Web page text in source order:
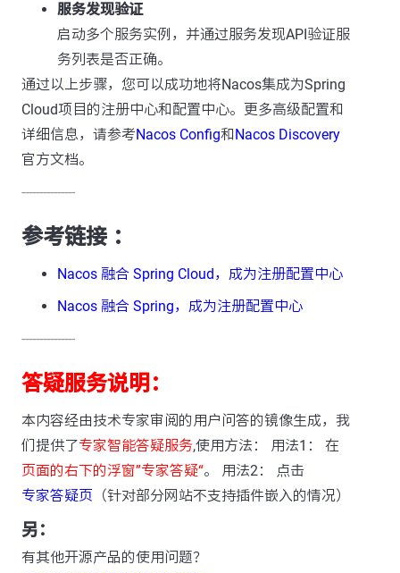
服务发现验证
启动多个服务实例，并通过服务发现API验证服
务列表是否正确。
通过以上步骤，您可以成功地将Nacos集成为Spring
Cloud项目的注册中心和配置中心。更多高级配置和
详细信息，请参考Nacos Config和Nacos Discovery
官方文档。
---------------
参考链接 ：
Nacos 融合 Spring Cloud，成为注册配置中心
Nacos 融合 Spring，成为注册配置中心
---------------
答疑服务说明：
本内容经由技术专家审阅的用户问答的镜像生成，我
们提供了专家智能答疑服务,使用方法： 用法1： 在
页面的右下的浮窗”专家答疑“。 用法2： 点击
专家答疑页 （针对部分网站不支持插件嵌入的情况）
另：
有其他开源产品的使用问题？